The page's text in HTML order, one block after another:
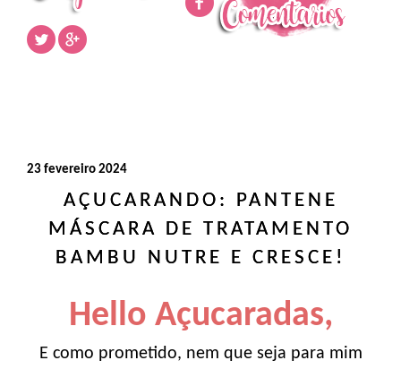
23 fevereiro 2024
AÇUCARANDO: PANTENE
MÁSCARA DE TRATAMENTO
BAMBU NUTRE E CRESCE!
Hello Açucaradas,
E como prometido, nem que seja para mim